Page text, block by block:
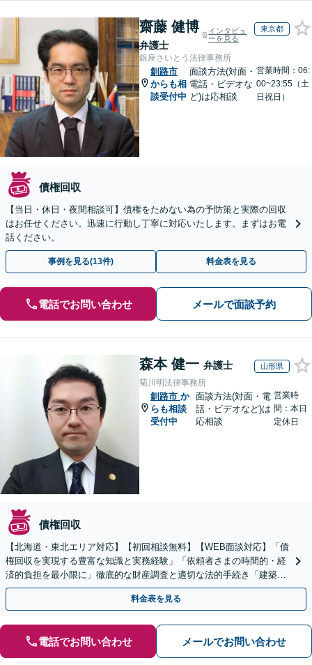
齋藤 健博
弁護士
インタビュ
ーを見る
東京都
銀座さいとう法律事務所
釧路市
からも相
談受付中
面談方法(対面・
電話・ビデオな
ど)は応相談
営業時間：06:
00~23:55（土
日祝日）
債権回収
【当日・休日・夜間相談可】債権をためない為の予防策と実際の回収
はお任せください。迅速に行動し丁寧に対応いたします。まずはお電
話ください。
事例を見る(13件) 料金表を見る
電話でお問い合わせ メールで面談予約
森本 健一 弁護士 山形県
菊川明法律事務所
釧路市 か
らも相談
受付中
面談方法(対面・電
話・ビデオなど)は
応相談
営業時
間：本日
定休日
債権回収
【北海道・東北エリア対応】【初回相談無料】【WEB面談対応】「債
権回収を実現する豊富な知識と実務経験」「依頼者さまの時間的・経
済的負担を最小限に」徹底的な財産調査と適切な法的手続き「建築会
社、食品会社、不動産オーナー」【休日・夜間相談可】
料金表を見る
電話でお問い合わせ メールでお問い合わせ